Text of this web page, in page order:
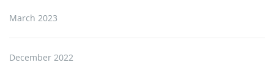
March 2023
December 2022